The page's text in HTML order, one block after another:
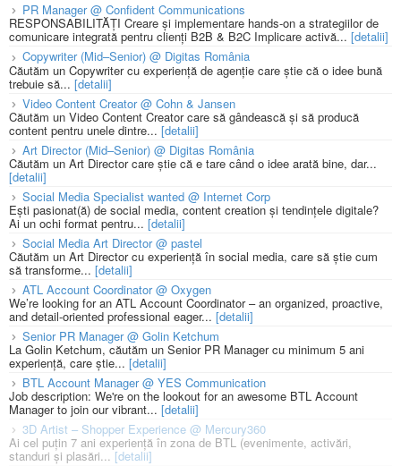
PR Manager @ Confident Communications
RESPONSABILITĂȚI Creare și implementare hands-on a strategiilor de
comunicare integrată pentru clienți B2B & B2C Implicare activă... [detalii]
Copywriter (Mid–Senior) @ Digitas România
Căutăm un Copywriter cu experiență de agenție care știe că o idee bună
trebuie să... [detalii]
Video Content Creator @ Cohn & Jansen
Căutăm un Video Content Creator care să gândească și să producă
content pentru unele dintre... [detalii]
Art Director (Mid–Senior) @ Digitas România
Căutăm un Art Director care știe că e tare când o idee arată bine, dar...
[detalii]
Social Media Specialist wanted @ Internet Corp
Ești pasionat(ă) de social media, content creation și tendințele digitale?
Ai un ochi format pentru... [detalii]
Social Media Art Director @ pastel
Căutăm un Art Director cu experiență în social media, care să știe cum
să transforme... [detalii]
ATL Account Coordinator @ Oxygen
We’re looking for an ATL Account Coordinator – an organized, proactive,
and detail-oriented professional eager... [detalii]
Senior PR Manager @ Golin Ketchum
La Golin Ketchum, căutăm un Senior PR Manager cu minimum 5 ani
experiență, care știe... [detalii]
BTL Account Manager @ YES Communication
Job description: We're on the lookout for an awesome BTL Account
Manager to join our vibrant... [detalii]
3D Artist – Shopper Experience @ Mercury360
Ai cel puțin 7 ani experiență în zona de BTL (evenimente, activări,
standuri și plasări... [detalii]